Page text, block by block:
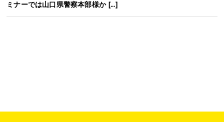
ミナーでは山口県警察本部様か […]